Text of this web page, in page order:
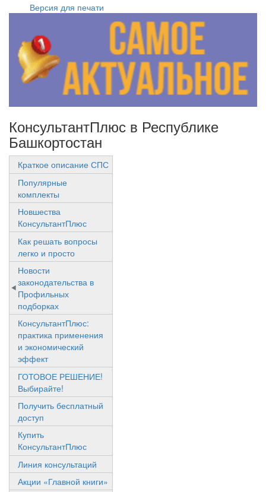
Версия для печати
КонсультантПлюс в Республике
Башкортостан
Краткое описание СПС
Популярные
комплекты
Новшества
КонсультантПлюс
Как решать вопросы
легко и просто
Новости
законодательства в
Профильных
подборках
КонсультантПлюс:
практика применения
и экономический
эффект
ГОТОВОЕ РЕШЕНИЕ!
Выбирайте!
Получить бесплатный
доступ
Купить
КонсультантПлюс
Линия консультаций
Акции «Главной книги»